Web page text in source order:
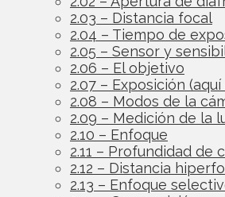
2.03 – Distancia focal
2.04 – Tiempo de
2.05 – Sensor y
2.06 – El objetivo
2.07 – Exposición
2.08 – Modos de la
2.09 – Medición de la
2.10 – Enfoque
2.11 – Profundidad de
2.12 – Distancia
2.13 – Enfoque